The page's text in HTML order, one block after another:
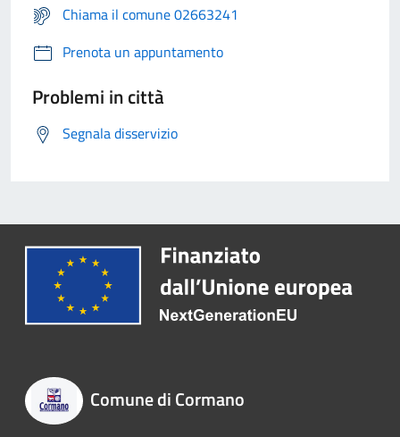
Chiama il comune 02663241
Prenota un appuntamento
Problemi in città
Segnala disservizio
Comune di Cormano